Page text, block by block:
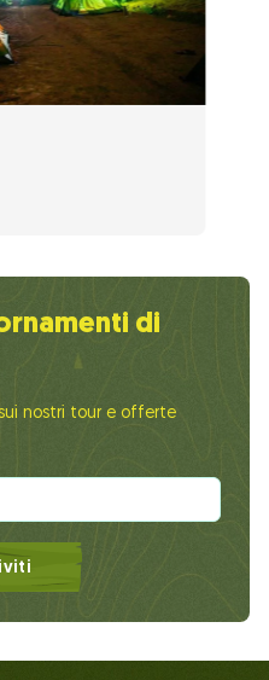
di
nostri tour e offerte